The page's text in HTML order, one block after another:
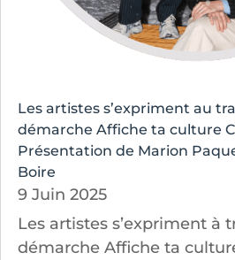
Les artistes s’expriment au
démarche Affiche ta culture
Présentation de Marion
Boire
9 Juin 2025
Les artistes s’expriment à
démarche Affiche ta